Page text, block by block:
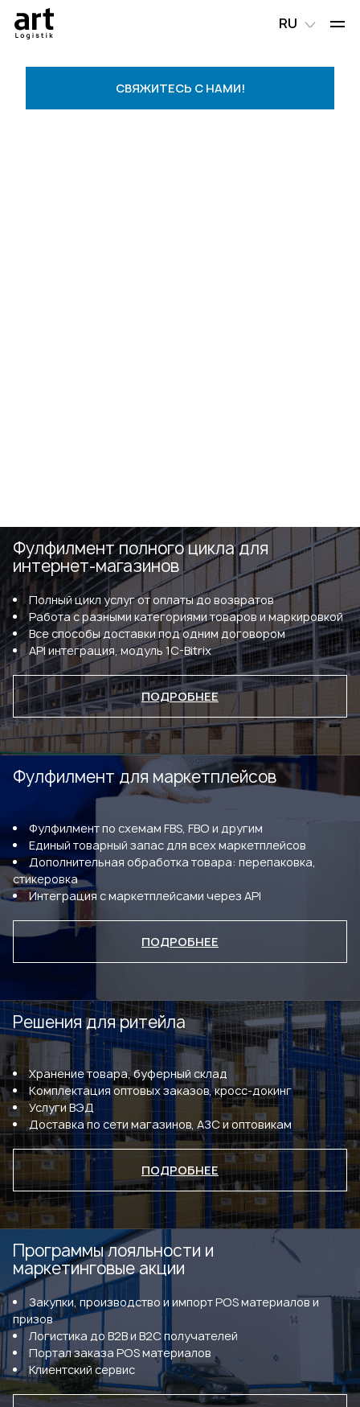
RU
СВЯЖИТЕСЬ С НАМИ!
Фулфилмент полного цикла для
интернет-магазинов
Полный цикл услуг от оплаты до возвратов
Работа с разными категориями товаров и маркировкой
Все способы доставки под одним договором
API интеграция, модуль 1C-Bitrix
ПОДРОБНЕЕ
Фулфилмент для маркетплейсов
Фулфилмент по схемам FBS, FBO и другим
Единый товарный запас для всех маркетплейсов
Дополнительная обработка товара: перепаковка,
стикеровка
Интеграция с маркетплейсами через API
ПОДРОБНЕЕ
Решения для ритейла
Хранение товара, буферный склад
Комплектация оптовых заказов, кросс-докинг
Услуги ВЭД
Доставка по сети магазинов, АЗС и оптовикам
ПОДРОБНЕЕ
Программы лояльности и
маркетинговые акции
Закупки, производство и импорт POS материалов и
призов
Логистика до В2В и В2С получателей
Портал заказа POS материалов
Клиентский сервис